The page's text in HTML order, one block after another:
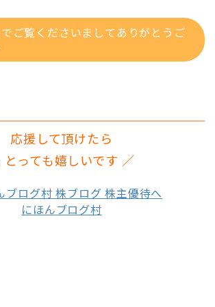
ご覧くださいましてありがとうご
応援して頂けたら
とっても嬉しいです ／
にほんブログ村